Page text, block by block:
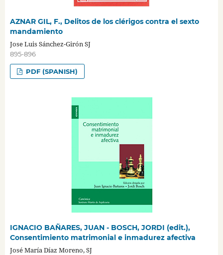
AZNAR GIL, F., Delitos de los clérigos contra el sexto
mandamiento
Jose Luis Sánchez-Girón SJ
895-896
PDF (SPANISH)
IGNACIO BAÑARES, JUAN - BOSCH, JORDI (edit.),
Consentimiento matrimonial e inmadurez afectiva
José María Díaz Moreno, SJ